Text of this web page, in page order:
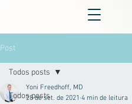
Post
Todos posts
Todos posts
Yoni Freedhoff, MD
28 de set. de 2021 4 min de leitura